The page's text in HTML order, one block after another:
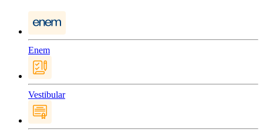
Enem
Vestibular